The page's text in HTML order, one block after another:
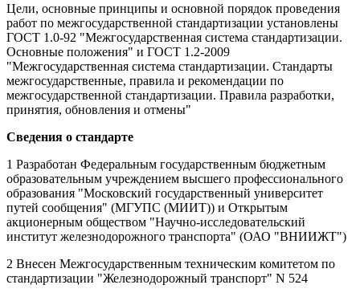
Цели, основные принципы и основной порядок проведения
работ по межгосударственной стандартизации установлены
ГОСТ 1.0-92 "Межгосударственная система стандартизации.
Основные положения" и ГОСТ 1.2-2009
"Межгосударственная система стандартизации. Стандарты
межгосударственные, правила и рекомендации по
межгосударственной стандартизации. Правила разработки,
принятия, обновления и отмены"
Сведения о стандарте
1 Разработан Федеральным государственным бюджетным
образовательным учреждением высшего профессионального
образования "Московский государственный университет
путей сообщения" (МГУПС (МИИТ)) и Открытым
акционерным обществом "Научно-исследовательский
институт железнодорожного транспорта" (ОАО "ВНИИЖТ")
2 Внесен Межгосударственным техническим комитетом по
стандартизации "Железнодорожный транспорт" N 524